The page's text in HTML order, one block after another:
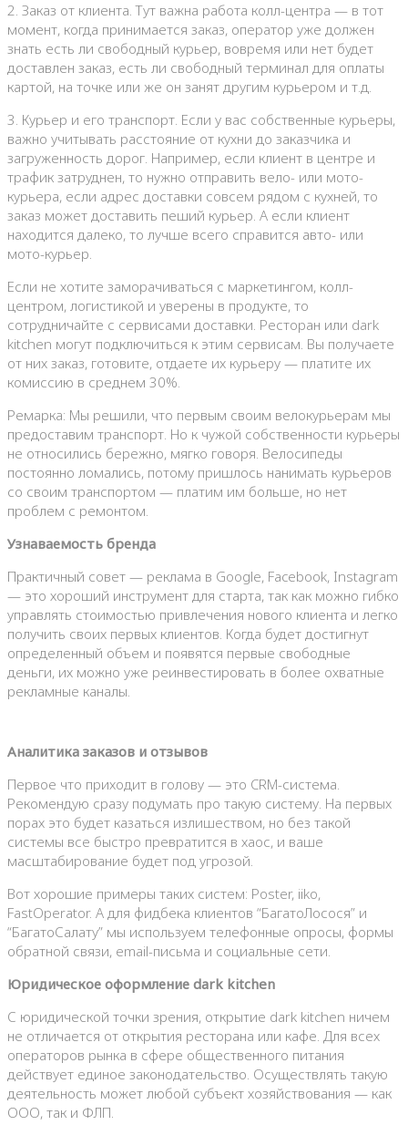
2. Заказ от клиента. Тут важна работа колл-центра — в тот
момент, когда принимается заказ, оператор уже должен
знать есть ли свободный курьер, вовремя или нет будет
доставлен заказ, есть ли свободный терминал для оплаты
картой, на точке или же он занят другим курьером и т.д.
3. Курьер и его транспорт. Если у вас собственные курьеры,
важно учитывать расстояние от кухни до заказчика и
загруженность дорог. Например, если клиент в центре и
трафик затруднен, то нужно отправить вело- или мото-
курьера, если адрес доставки совсем рядом с кухней, то
заказ может доставить пеший курьер. А если клиент
находится далеко, то лучше всего справится авто- или
мото-курьер.
Если не хотите заморачиваться с маркетингом, колл-
центром, логистикой и уверены в продукте, то
сотрудничайте с сервисами доставки. Ресторан или dark
kitchen могут подключиться к этим сервисам. Вы получаете
от них заказ, готовите, отдаете их курьеру — платите их
комиссию в среднем 30%.
Ремарка: Мы решили, что первым своим велокурьерам мы
предоставим транспорт. Но к чужой собственности курьеры
не относились бережно, мягко говоря. Велосипеды
постоянно ломались, потому пришлось нанимать курьеров
со своим транспортом — платим им больше, но нет
проблем с ремонтом.
Узнаваемость бренда
Практичный совет — реклама в Google, Facebook, Instagram
— это хороший инструмент для старта, так как можно гибко
управлять стоимостью привлечения нового клиента и легко
получить своих первых клиентов. Когда будет достигнут
определенный объем и появятся первые свободные
деньги, их можно уже реинвестировать в более охватные
рекламные каналы.
Аналитика заказов и отзывов
Первое что приходит в голову — это CRM-система.
Рекомендую сразу подумать про такую систему. На первых
порах это будет казаться излишеством, но без такой
системы все быстро превратится в хаос, и ваше
масштабирование будет под угрозой.
Вот хорошие примеры таких систем: Poster, iiko,
FastOperator. А для фидбека клиентов “БагатоЛосося” и
“БагатоСалату” мы используем телефонные опросы, формы
обратной связи, email-письма и социальные сети.
Юридическое оформление dark kitchen
С юридической точки зрения, открытие dark kitchen ничем
не отличается от открытия ресторана или кафе. Для всех
операторов рынка в сфере общественного питания
действует единое законодательство. Осуществлять такую
деятельность может любой субъект хозяйствования — как
ООО, так и ФЛП.